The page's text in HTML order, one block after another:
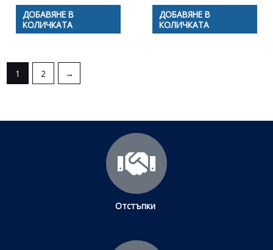
ДОБАВЯНЕ В
КОЛИЧКАТА
ДОБАВЯНЕ В
КОЛИЧКАТА
1 2 →
Отстъпки